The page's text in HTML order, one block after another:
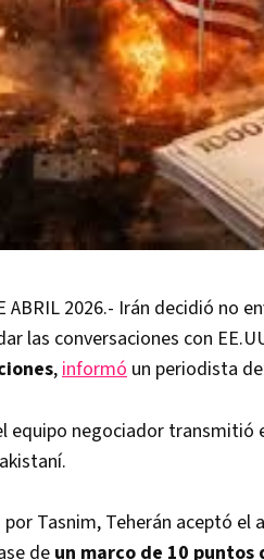
ABRIL 2026.- Irán decidió no
las conversaciones con
, informó un periodista
equipo negociador transmitió
Tasnim, Teherán aceptó el
de un marco de 10